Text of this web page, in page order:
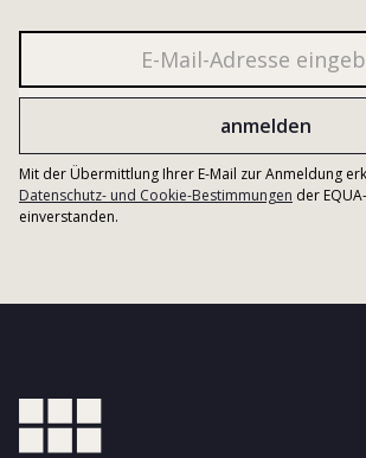
Mit der Übermittlung Ihrer E-Mail zur Anmeldung
Datenschutz- und Cookie-Bestimmungen der
einverstanden.